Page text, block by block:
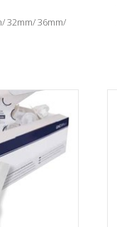
32mm/ 36mm/